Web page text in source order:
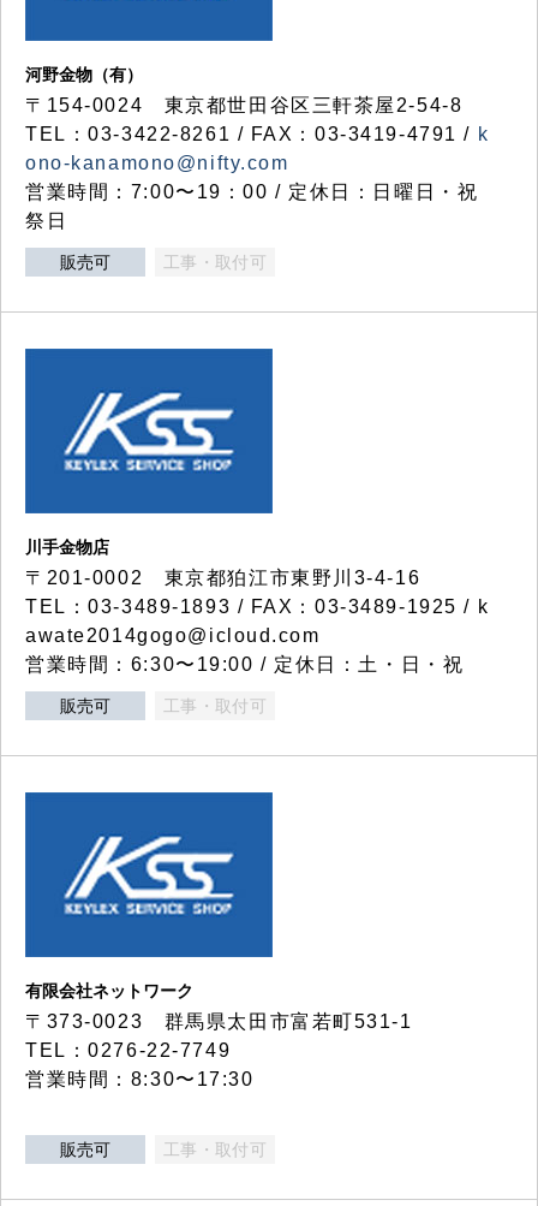
河野金物（有）
〒154-0024 東京都世田谷区三軒茶屋2-54-8
TEL：03-3422-8261 / FAX：03-3419-4791 / k
ono-kanamono@nifty.com
営業時間：7:00〜19：00 / 定休日：日曜日・祝
祭日
販売可 工事・取付可
川手金物店
〒201-0002 東京都狛江市東野川3-4-16
TEL：03-3489-1893 / FAX：03-3489-1925 / k
awate2014gogo@icloud.com
営業時間：6:30〜19:00 / 定休日：土・日・祝
販売可 工事・取付可
有限会社ネットワーク
〒373-0023 群馬県太田市富若町531-1
TEL：0276-22-7749
営業時間：8:30〜17:30
販売可 工事・取付可